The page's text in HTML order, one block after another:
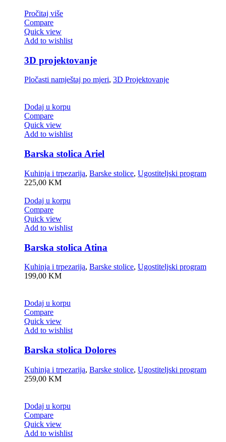
Pročitaj više
Compare
Quick view
Add to wishlist
3D projektovanje
Pločasti namještaj po mjeri, 3D Projektovanje
Dodaj u korpu
Compare
Quick view
Add to wishlist
Barska stolica Ariel
Kuhinja i trpezarija, Barske stolice, Ugostiteljski program
225,00 KM
Dodaj u korpu
Compare
Quick view
Add to wishlist
Barska stolica Atina
Kuhinja i trpezarija, Barske stolice, Ugostiteljski program
199,00 KM
Dodaj u korpu
Compare
Quick view
Add to wishlist
Barska stolica Dolores
Kuhinja i trpezarija, Barske stolice, Ugostiteljski program
259,00 KM
Dodaj u korpu
Compare
Quick view
Add to wishlist